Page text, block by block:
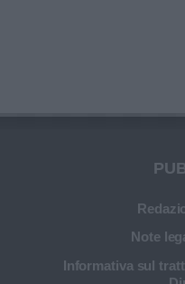
Note
Informativa sul